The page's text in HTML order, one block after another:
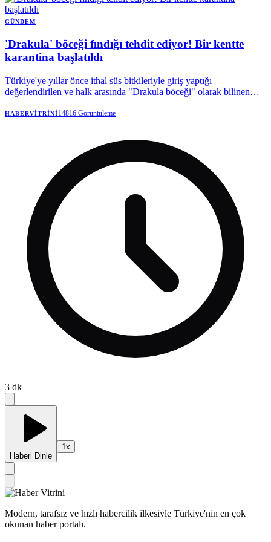
dışında? Kimler yararlanabilecek? İşte detaylar…
GÜNDEM
'Drakula' böceği fındığı tehdit ediyor! Bir kentte
karantina başlatıldı
Türkiye'ye yıllar önce ithal süs bitkileriyle giriş yaptığı
değerlendirilen ve halk arasında "Drakula böceği" olarak bilinen
kaynaklarından fındığı tehdit etmeyi sürdürüyor. Trabzon'da
HABERVITRINI14816 Görüntüleme
3 dk
Haberi Dinle
1x
Modern, tarafsız ve hızlı habercilik ilkesiyle Türkiye'nin en çok
okunan haber portalı.